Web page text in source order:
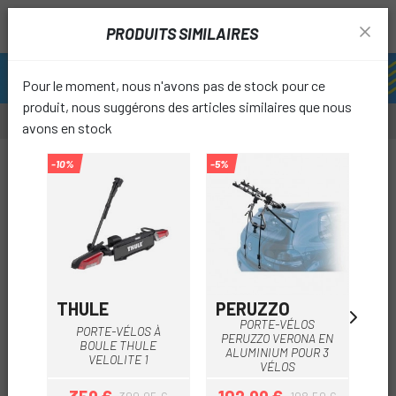
PRODUITS SIMILAIRES
Pour le moment, nous n'avons pas de stock pour ce
produit, nous suggérons des articles similaires que nous
avons en stock
-10%
THULE
PORTE-VÉLOS À
BOULE THULE
VELOLITE 1
-5%
PERUZZO
PORTE-VÉLOS
PERUZZO VERONA EN
ALUMINIUM POUR 3
VÉLOS